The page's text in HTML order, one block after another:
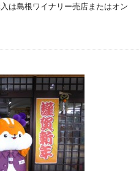
は島根ワイナリー売店またはオン